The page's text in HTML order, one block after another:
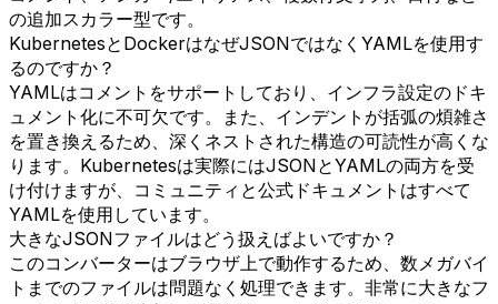
の追加スカラー型です。
KubernetesとDockerはなぜJSONではなくYAMLを使用す
るのですか？
YAMLはコメントをサポートしており、インフラ設定のドキ
ュメント化に不可欠です。また、インデントが括弧の煩雑さ
を置き換えるため、深くネストされた構造の可読性が高くな
ります。Kubernetesは実際にはJSONとYAMLの両方を受
け付けますが、コミュニティと公式ドキュメントはすべて
YAMLを使用しています。
大きなJSONファイルはどう扱えばよいですか？
このコンバーターはブラウザ上で動作するため、数メガバイ
トまでのファイルは問題なく処理できます。非常に大きなフ